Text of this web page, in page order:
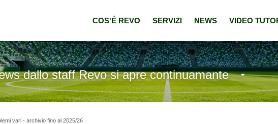
COS'É REVO SERVIZI NEWS VIDEO
dallo staff Revo si apre continuamante
vari - archivio fino al 2025/26